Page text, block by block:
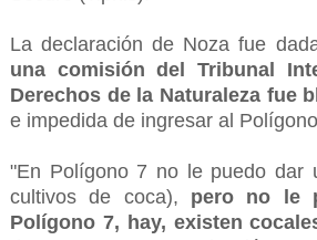
La declaración de Noza fue
una comisión del Tribunal
Derechos de la Naturaleza fue
e impedida de ingresar al
"En Polígono 7 no le puedo dar
cultivos de coca), pero no le
Polígono 7, hay, existen